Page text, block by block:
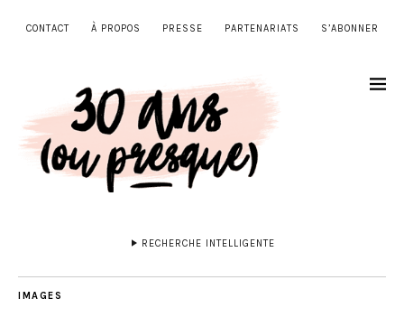
CONTACT À PROPOS PRESSE PARTENARIATS S’ABONNER
RECHERCHE INTELLIGENTE
IMAGES